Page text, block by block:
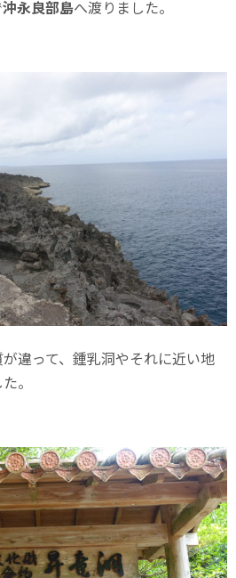
沖永良部島へ渡りました。
違って、鍾乳洞やそれに近い地
。